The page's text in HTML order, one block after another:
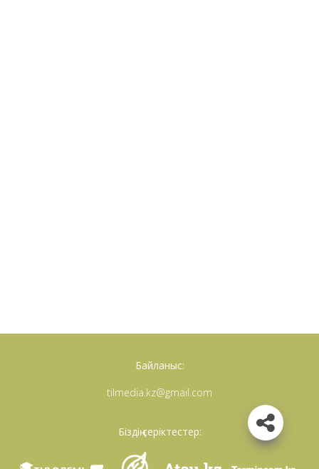
Байланыс:
tilmedia.kz@gmail.com
Біздің серіктестер: